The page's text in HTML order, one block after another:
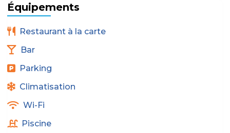
Équipements
Restaurant à la carte
Bar
Parking
Climatisation
Wi-Fi
Piscine